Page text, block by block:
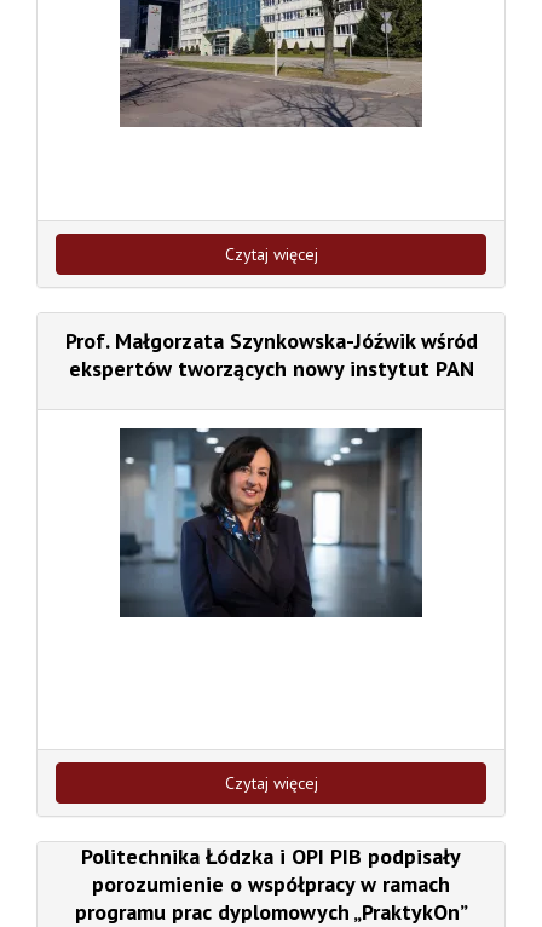
Czytaj więcej
Prof. Małgorzata Szynkowska-Jóźwik wśród
ekspertów tworzących nowy instytut PAN
Czytaj więcej
Politechnika Łódzka i OPI PIB podpisały
porozumienie o współpracy w ramach
programu prac dyplomowych „PraktykOn”